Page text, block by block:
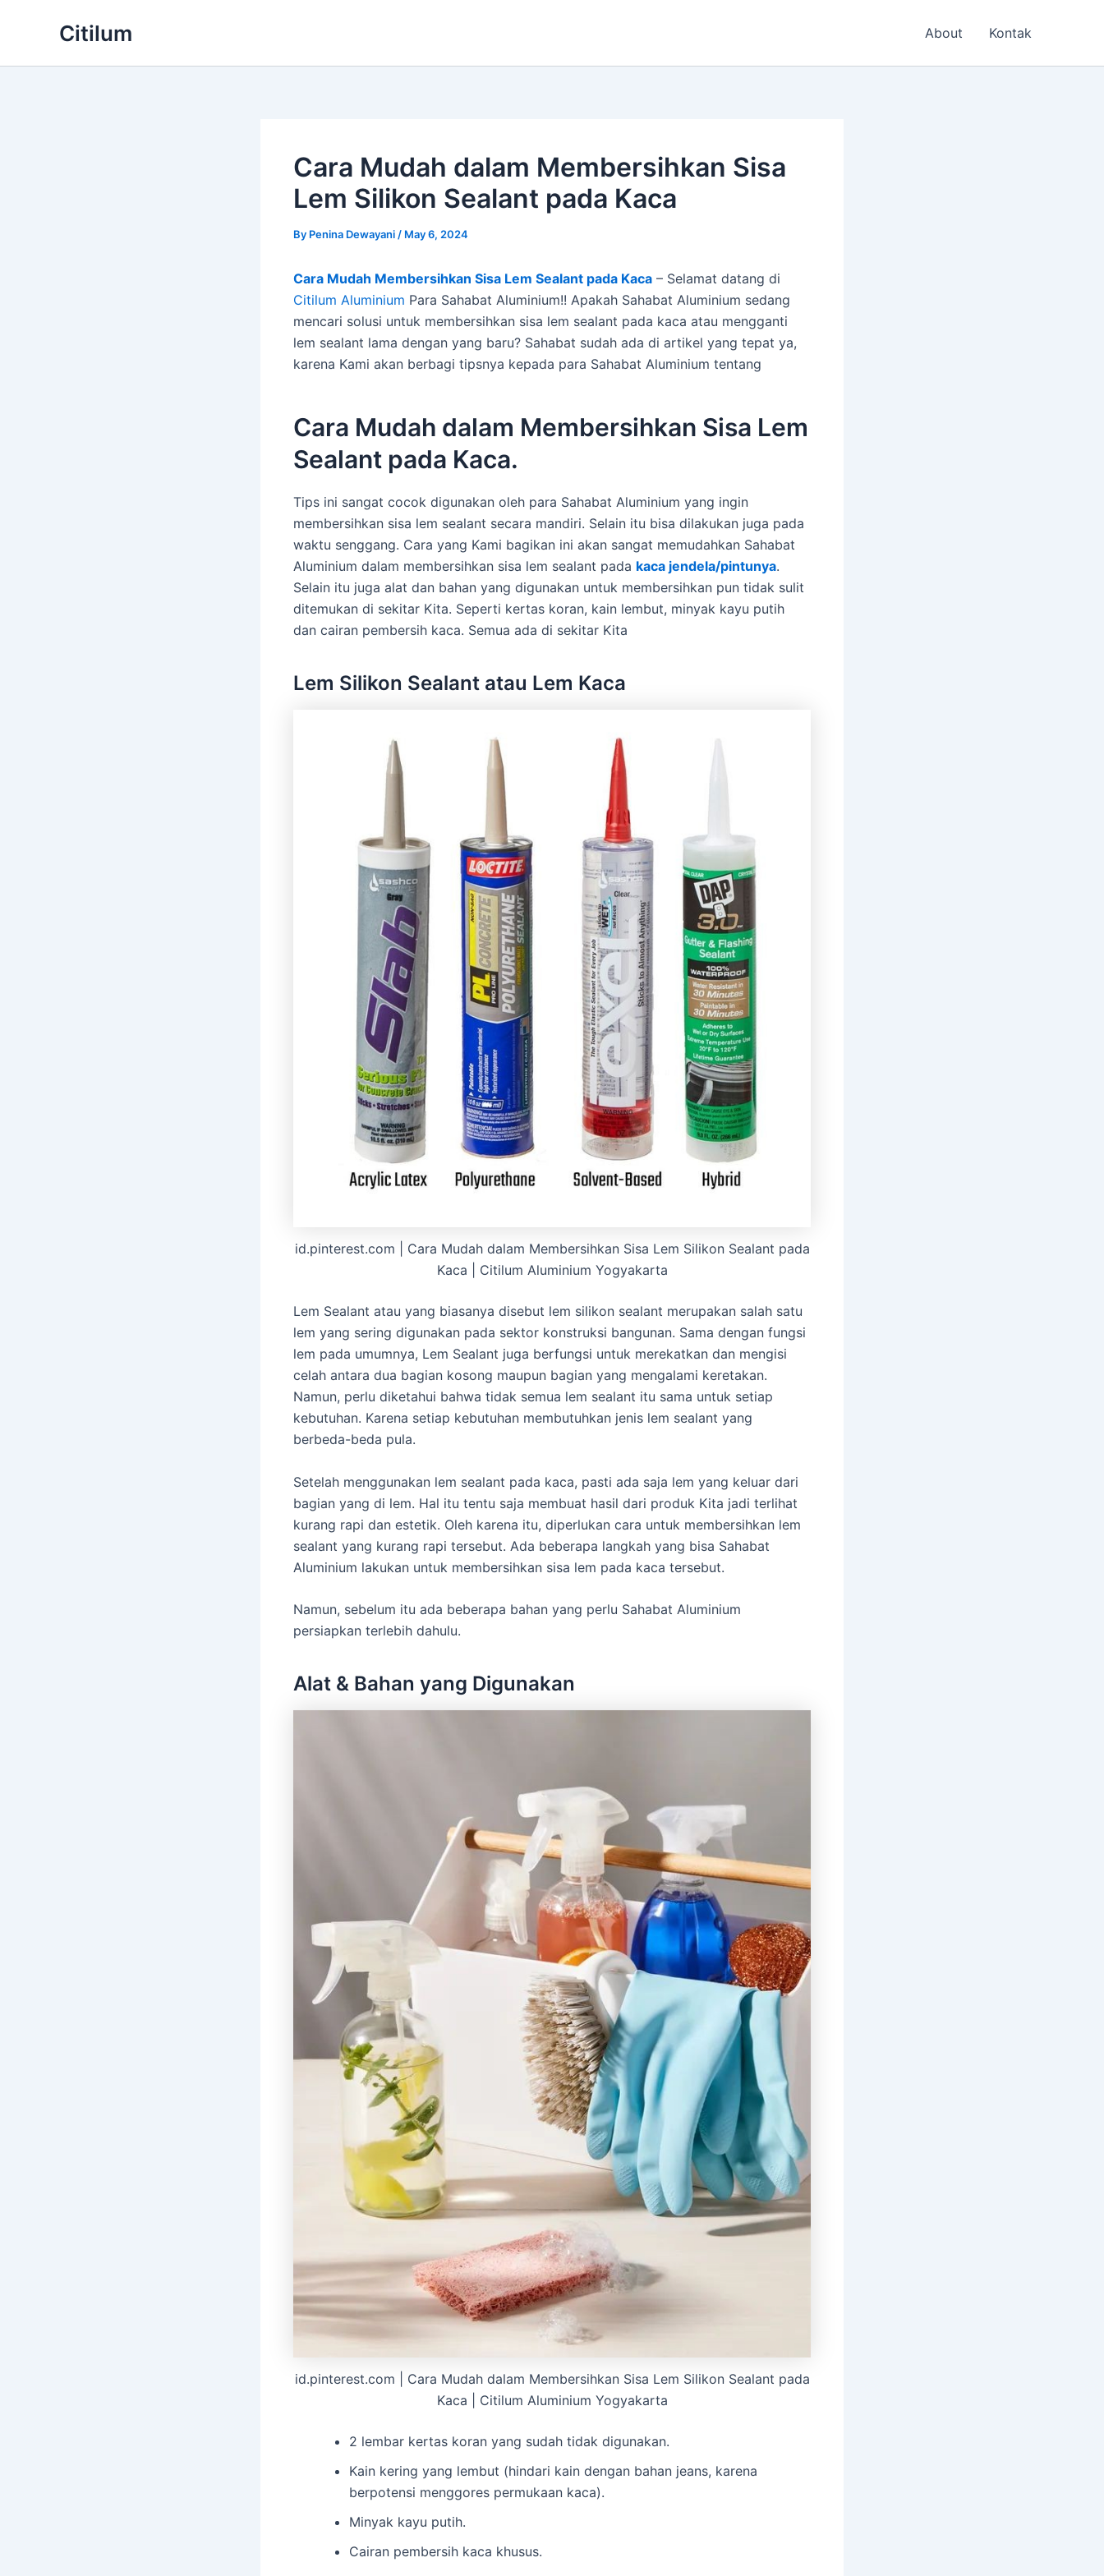
Citilum About Kontak
Cara Mudah dalam Membersihkan Sisa
Lem Silikon Sealant pada Kaca
By Penina Dewayani / May 6, 2024
Cara Mudah Membersihkan Sisa Lem Sealant pada Kaca – Selamat datang di
Citilum Aluminium Para Sahabat Aluminium!! Apakah Sahabat Aluminium sedang
mencari solusi untuk membersihkan sisa lem sealant pada kaca atau mengganti
lem sealant lama dengan yang baru? Sahabat sudah ada di artikel yang tepat ya,
karena Kami akan berbagi tipsnya kepada para Sahabat Aluminium tentang
Cara Mudah dalam Membersihkan Sisa Lem
Sealant pada Kaca.
Tips ini sangat cocok digunakan oleh para Sahabat Aluminium yang ingin
membersihkan sisa lem sealant secara mandiri. Selain itu bisa dilakukan juga pada
waktu senggang. Cara yang Kami bagikan ini akan sangat memudahkan Sahabat
Aluminium dalam membersihkan sisa lem sealant pada kaca jendela/pintunya.
Selain itu juga alat dan bahan yang digunakan untuk membersihkan pun tidak sulit
ditemukan di sekitar Kita. Seperti kertas koran, kain lembut, minyak kayu putih
dan cairan pembersih kaca. Semua ada di sekitar Kita
Lem Silikon Sealant atau Lem Kaca
id.pinterest.com | Cara Mudah dalam Membersihkan Sisa Lem Silikon Sealant pada
Kaca | Citilum Aluminium Yogyakarta
Lem Sealant atau yang biasanya disebut lem silikon sealant merupakan salah satu
lem yang sering digunakan pada sektor konstruksi bangunan. Sama dengan fungsi
lem pada umumnya, Lem Sealant juga berfungsi untuk merekatkan dan mengisi
celah antara dua bagian kosong maupun bagian yang mengalami keretakan.
Namun, perlu diketahui bahwa tidak semua lem sealant itu sama untuk setiap
kebutuhan. Karena setiap kebutuhan membutuhkan jenis lem sealant yang
berbeda-beda pula.
Setelah menggunakan lem sealant pada kaca, pasti ada saja lem yang keluar dari
bagian yang di lem. Hal itu tentu saja membuat hasil dari produk Kita jadi terlihat
kurang rapi dan estetik. Oleh karena itu, diperlukan cara untuk membersihkan lem
sealant yang kurang rapi tersebut. Ada beberapa langkah yang bisa Sahabat
Aluminium lakukan untuk membersihkan sisa lem pada kaca tersebut.
Namun, sebelum itu ada beberapa bahan yang perlu Sahabat Aluminium
persiapkan terlebih dahulu.
Alat & Bahan yang Digunakan
id.pinterest.com | Cara Mudah dalam Membersihkan Sisa Lem Silikon Sealant pada
Kaca | Citilum Aluminium Yogyakarta
2 lembar kertas koran yang sudah tidak digunakan.
Kain kering yang lembut (hindari kain dengan bahan jeans, karena
berpotensi menggores permukaan kaca).
Minyak kayu putih.
Cairan pembersih kaca khusus.